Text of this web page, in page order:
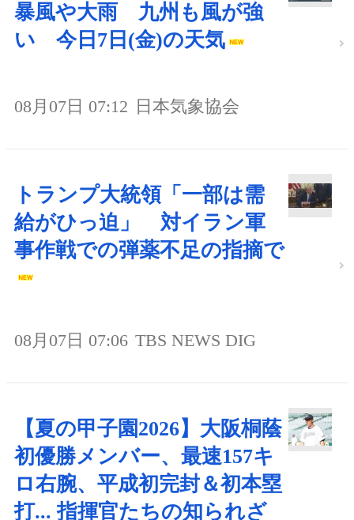
暴風や大雨 九州も風が強
い 今日7日(金)の天気
08月07日 07:12 日本気象協会
トランプ大統領「一部は需
給がひっ迫」 対イラン軍
事作戦での弾薬不足の指摘で
08月07日 07:06 TBS NEWS DIG
【夏の甲子園2026】大阪桐蔭
初優勝メンバー、最速157キ
ロ右腕、平成初完封＆初本塁
打... 指揮官たちの知られざ